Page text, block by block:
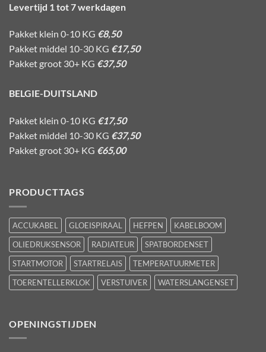
Levertijd 1 tot 7 werkdagen
Pakket klein 0-10 KG €8,50
Pakket middel 10-30 KG €17,50
Pakket groot 30+ KG €37,50
BELGIE-DUITSLAND
Pakket klein 0-10 KG €17,50
Pakket middel 10-30 KG €37,50
Pakket groot 30+ KG €65,00
PRODUCTTAGS
ACCUKABEL GLOEISPIRAAL HEFPEN
KABELBOOM
OLIEDRUKSENSOR
RADIATEUR
SPATBORDENSET
STARTMOTOR
STARTRELAIS
TEMPERATUURMETER
TOERENTELLERKLOK
VERSTUIVER WATERSLANGENSET
OPENINGSTIJDEN